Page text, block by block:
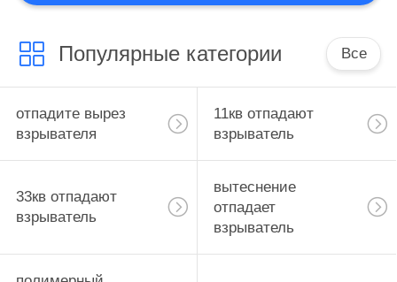
Популярные категории Все
отпадите вырез
взрывателя
11кв отпадают
взрыватель
33кв отпадают
взрыватель
вытеснение
отпадает
взрыватель